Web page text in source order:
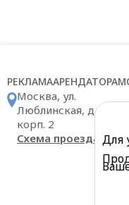
РЕКЛАМААРЕНДАТОРАМ
Москва, ул.
Люблинская, д. 169
корп. 2
Схема проезда Для